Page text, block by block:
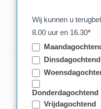
Wij kunnen u
8.00 uur en 16.30*
Dinsdagochtend
Donderdagochtend
Vrijdagochtend